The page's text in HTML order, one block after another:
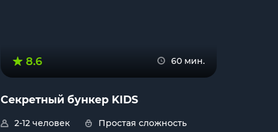
8.6 60 мин.
Секретный бункер KIDS
2-12 человек
Простая сложность